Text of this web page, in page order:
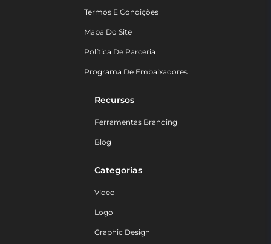
Termos E Condições
Mapa Do Site
Política De Parceria
Programa De Embaixadores
Recursos
Ferramentas Branding
Blog
Categorias
Vídeo
Logo
Graphic Design